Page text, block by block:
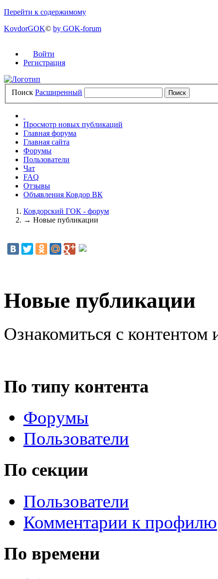
Перейти к содержимому
KovdorGOK© by GOK-forum
Войти
Регистрация
Поиск Расширенный
Просмотр новых публикаций
Главная форума
Главная сайта
Форумы
Пользователи
Чат
FAQ
Отзывы
Объявления Ковдор ВК
Ковдорский ГОК - форум
→ Новые публикации
Новые публикации
Ознакомиться с контентом
По типу контента
Форумы
Пользователи
По секции
Пользователи
Комментарии к профилю
По времени